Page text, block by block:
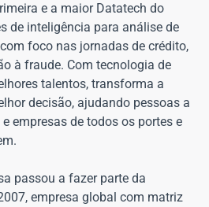
e a maior Datatech do
de inteligência para análise de
foco nas jornadas de crédito,
à fraude. Com tecnologia de
talentos, transforma a
decisão, ajudando pessoas a
empresas de todos os portes e
passou a fazer parte da
empresa global com matriz